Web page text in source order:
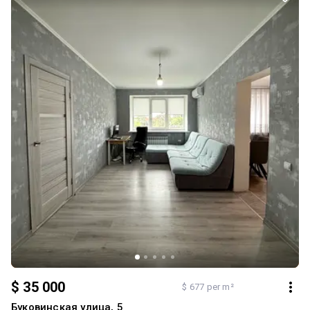
оренду. Телефонуйте, щоб дізнатися подробиці та домовитися
про перегляд!
$ 35 000 $ 677 per m²
Буковинская улица, 5